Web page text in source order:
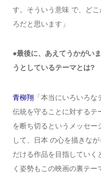
す。そういう意味 で、ど
ろだと思います」
●最後に、あえてうかがい
うとしているテーマとは?
青柳翔 「本当にいろいろ
伝統を守ることに対するテ
を断ち切るというメッセー
して、日本 の心を描きな
だける作品を目指していく
く姿勢もこの映画の裏テー